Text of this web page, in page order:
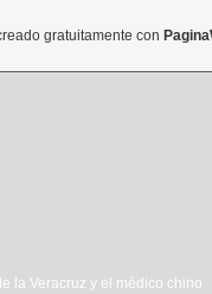
la Veracruz y el médico chino
gratuitamente con